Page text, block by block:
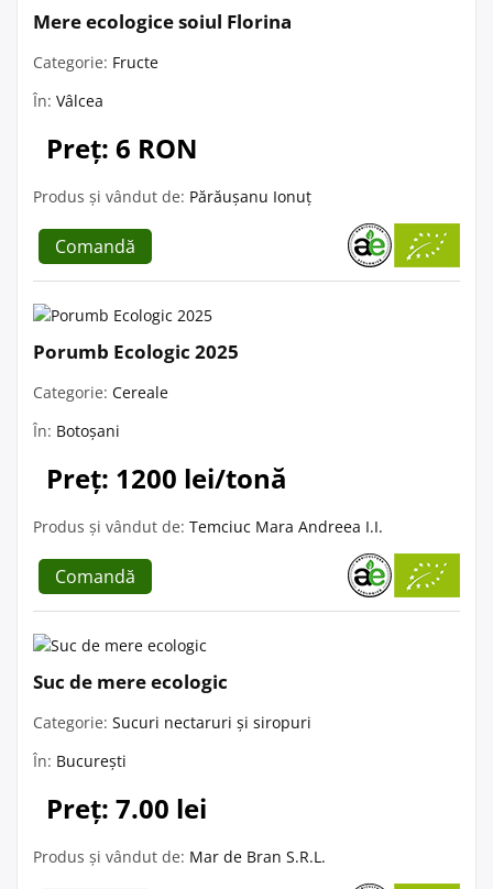
Mere ecologice soiul Florina
Categorie: Fructe
În: Vâlcea
Preț: 6 RON
Produs și vândut de: Părăușanu Ionuț
Comandă
Porumb Ecologic 2025
Categorie: Cereale
În: Botoșani
Preț: 1200 lei/tonă
Produs și vândut de: Temciuc Mara Andreea I.I.
Comandă
Suc de mere ecologic
Categorie: Sucuri nectaruri și siropuri
În: București
Preț: 7.00 lei
Produs și vândut de: Mar de Bran S.R.L.